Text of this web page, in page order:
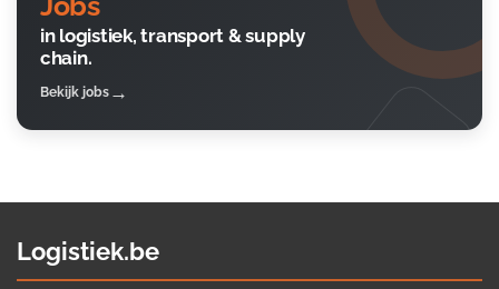
in logistiek, transport & supply
chain.
Bekijk jobs
Logistiek.be